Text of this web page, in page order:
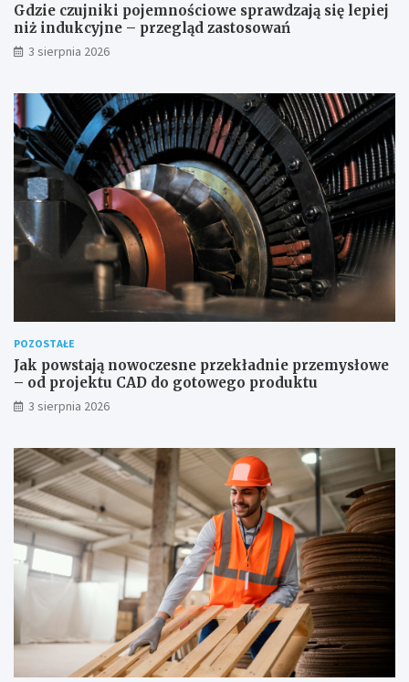
Gdzie czujniki pojemnościowe sprawdzają się lepiej
niż indukcyjne – przegląd zastosowań
3 sierpnia 2026
POZOSTAŁE
Jak powstają nowoczesne przekładnie przemysłowe
– od projektu CAD do gotowego produktu
3 sierpnia 2026